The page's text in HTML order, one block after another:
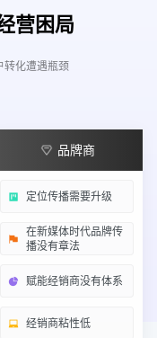
营困局
转化遭遇瓶颈
品牌商
定位传播需要升级
在新媒体时代品牌传
播没有章法
赋能经销商没有体系
经销商粘性低